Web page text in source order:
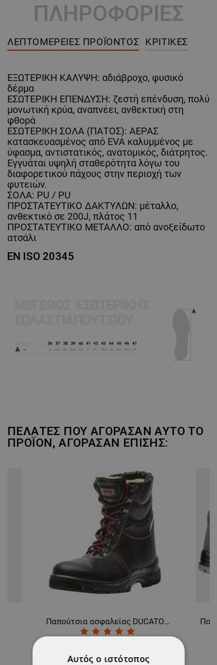
ΠΛΗΡΟΦΟΡΙΕΣ
ΛΕΠΤΟΜΈΡΕΙΕΣ ΠΡΟΪΌΝΤΟΣ ΚΡΙΤΙΚΈΣ
ΕΞΩΤΕΡΙΚΗ ΚΑΛΥΨΗ: αδιάβροχο, φυσικό
δέρμα
ΕΣΩΤΕΡΙΚΗ ΕΠΕΝΔΥΣΗ: ζεστή επένδυση, πολύ
μονωτική κρύα, αναπνέει, ανθεκτική στη
φθορά
ΕΣΩΤΕΡΙΚΗ ΣΟΛΑ (ΠΑΤΟΣ): ΑΕΡΑΣ
κατασκευασμένος από EVA καλυμμένος με
ύφασμα, αντιστατικός, ανατομικός, διάτρητος.
Εγγυάται υψηλή σταθερότητα λόγω του
διαφορετικού πάχους στην περιοχή των
φυτειών.
ΣΟΛΑ: PU / PU
ΠΡΟΣΤΑΤΕΥΤΙΚΟ ΔΑΚΤΥΛΩΝ: μέταλλο,
ανθεκτικό σε 200J, πλάτος 11
ΠΡΟΣΤΑΤΕΥΤΙΚΟ ΜΕΤΑΛΛΟ: από ανοξείδωτο
ατσάλι
EN ISO 20345
ΠΕΛΆΤΕΣ ΠΟΥ ΑΓΌΡΑΣΑΝ ΑΥΤΌ ΤΟ
ΠΡΟΪΌΝ, ΑΓΌΡΑΣΑΝ ΕΠΊΣΗΣ:
Παπούτσια ασφαλείας DUCATO S3 CI SRC
Αυτός ο ιστότοπος